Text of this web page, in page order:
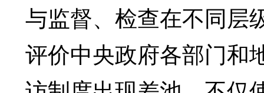
与监督、检查在不同层
评价中央政府各部门和